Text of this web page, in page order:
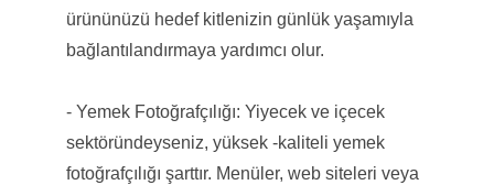
ürününüzü hedef kitlenizin günlük yaşamıyla
bağlantılandırmaya yardımcı olur.
- Yemek Fotoğrafçılığı: Yiyecek ve içecek
sektöründeyseniz, yüksek -kaliteli yemek
fotoğrafçılığı şarttır. Menüler, web siteleri veya